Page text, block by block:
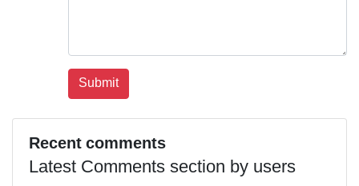
Recent comments
Latest Comments section by users